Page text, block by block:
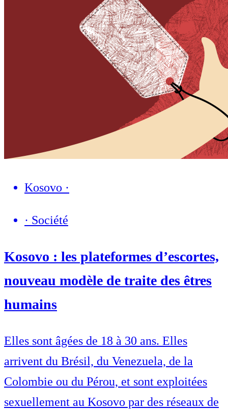
Kosovo ·
· Société
Kosovo : les plateformes d’escortes,
nouveau modèle de traite des êtres
humains
Elles sont âgées de 18 à 30 ans. Elles
arrivent du Brésil, du Venezuela, de la
Colombie ou du Pérou, et sont exploitées
sexuellement au Kosovo par des réseaux de